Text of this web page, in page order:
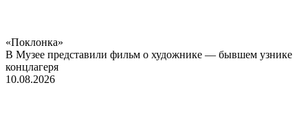
«Поклонка»
В Музее представили фильм о художнике — бывшем узнике
концлагеря
10.08.2026